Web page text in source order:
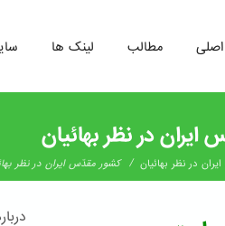
لینک ها مطالب
در نظر بهائیان
در نظر بهائیان / کشور مقدّس ایران در نظر